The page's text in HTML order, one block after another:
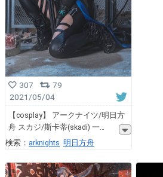
307
79
2021/05/04
【cosplay】 アークナイツ/明日方
舟 スカジ/斯卡蒂(skadi) 一
検索： arknights 明日方舟